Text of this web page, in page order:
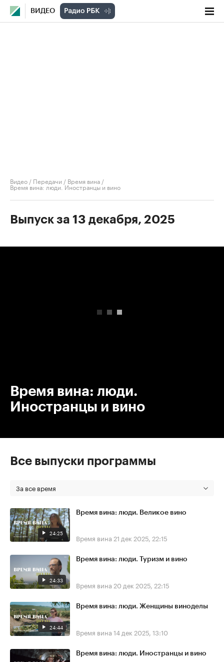
ВИДЕО
Видео / Передачи / Время вина /
Время вина: люди. Иностранцы и вино
Выпуск за 13 декабря, 2025
Время вина: люди.
Иностранцы и вино
Все выпуски программы
За все время
24:25
Время вина: люди. Великое вино
Время вина 21 дек 2025, 22:15
24:33
Время вина: люди. Туризм и вино
Время вина 20 дек 2025, 22:15
24:44
Время вина: люди. Женщины виноделы
Время вина 14 дек 2025, 13:10
Время вина: люди. Иностранцы и вино